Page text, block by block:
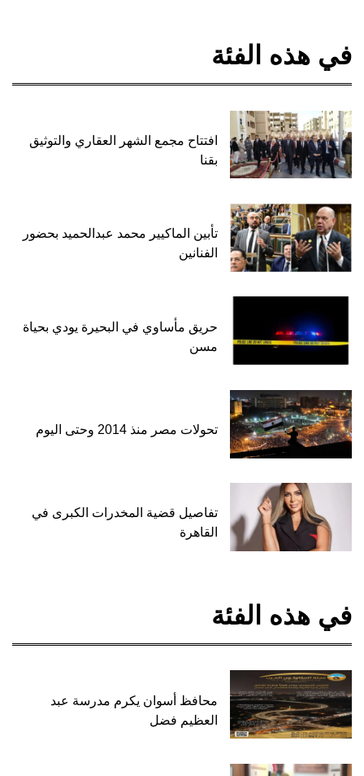
في هذه الفئة
افتتاح مجمع الشهر العقاري والتوثيق
بقنا
تأبين الماكيير محمد عبدالحميد بحضور
الفنانين
حريق مأساوي في البحيرة يودي بحياة
مسن
تحولات مصر منذ 2014 وحتى اليوم
تفاصيل قضية المخدرات الكبرى في
القاهرة
في هذه الفئة
محافظ أسوان يكرم مدرسة عبد
العظيم فضل